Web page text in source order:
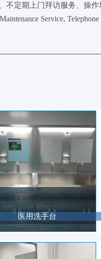
不定期上门拜访服务、操
Service,
医用洗手台